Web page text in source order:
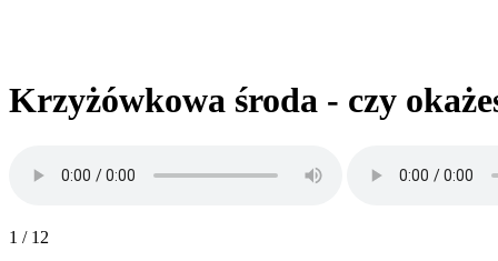
Krzyżówkowa środa - czy
1 / 12